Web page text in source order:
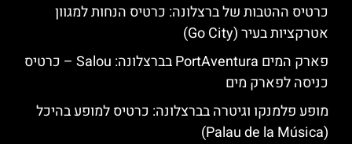
כרטיס ההטבות של ברצלונה: כרטיס הנחות למגוון
אטרקציות בעיר (Go City)
פארק המים PortAventura בברצלונה: Salou – כרטיס
כניסה לפארק מים
מופע פלמנקו וגיטרה בברצלונה: כרטיס למופע בהיכל
(Palau de la Música)